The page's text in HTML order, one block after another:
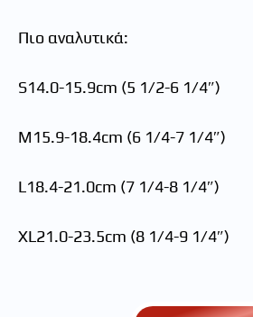
Πιο αναλυτικά:
S14.0-15.9cm (5 1/2-6 1/4″)
M15.9-18.4cm (6 1/4-7 1/4″)
L18.4-21.0cm (7 1/4-8 1/4″)
XL21.0-23.5cm (8 1/4-9 1/4″)